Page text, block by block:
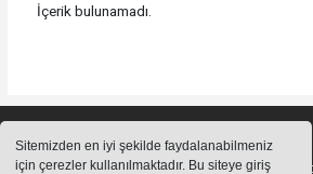
Sitemizden en iyi şekilde faydalanabilmeniz
için çerezler kullanılmaktadır. Bu siteye giriş
İçerik bulunamadı.
Sitemizde bulunan içeriklerin tüm hakları saklı